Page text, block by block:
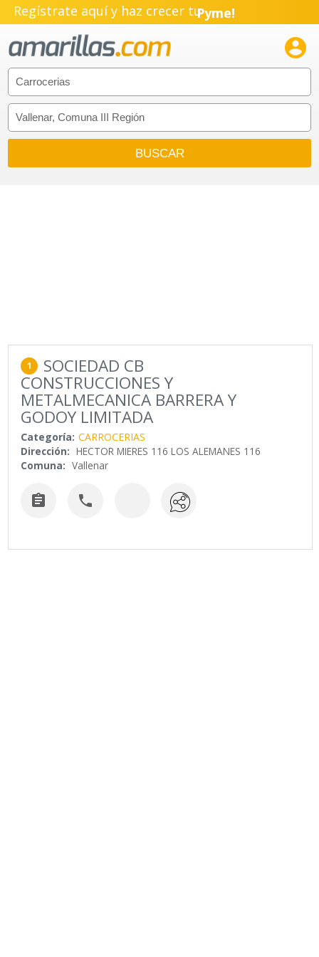
Regístrate aquí y haz crecer tuPyme!
Emprendimiento!

1 SOCIEDAD CB
CONSTRUCCIONES Y
METALMECANICA BARRERA Y
GODOY LIMITADA
Categoría: CARROCERIAS
Dirección: HECTOR MIERES 116 LOS ALEMANES 116
Comuna: Vallenar
 